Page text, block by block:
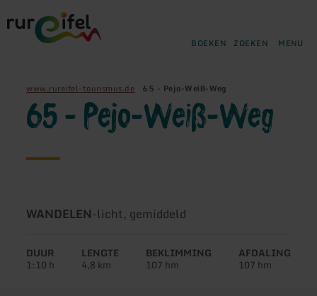
Terug
naar
BOEKEN ZOEKEN MENU
www.rureifel-tourismus.de 65 - Pejo-Weiß-Weg
65 - Pejo-Weiß-Weg
Soort
WANDELEN-Moeilijkheidsgraad:
licht, gemiddeld
DUUR
1:10 h
LENGTE
4,8 km
BEKLIMMING
107 hm
AFDALING
107 hm